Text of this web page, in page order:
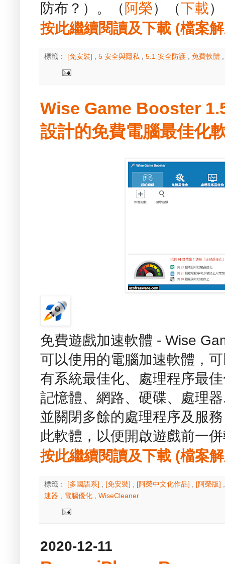
防布？）。（ 阿榮）（下載）
按此繼續閱讀及下載 (檔案
標籤： [免安裝] 5 安全與隱私 5.1 安全防護 免費軟體
Wise Game Booster
設計的免費電腦最佳化
免費遊戲加速軟體 - Wise
可以使用的電腦加速軟體，
有系統最佳化、處理程序最
記憶體、網路、硬碟、處理
並關閉多餘的處理程序及服
此軟體，以便開啟遊戲前一
按此繼續閱讀及下載 (檔案
標籤： [多國語系] [免安裝] [阿榮中文化作品] [阿榮版]
速器
電腦優化 WiseCleaner
2020-12-11